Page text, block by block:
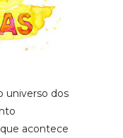
universo dos
que acontece